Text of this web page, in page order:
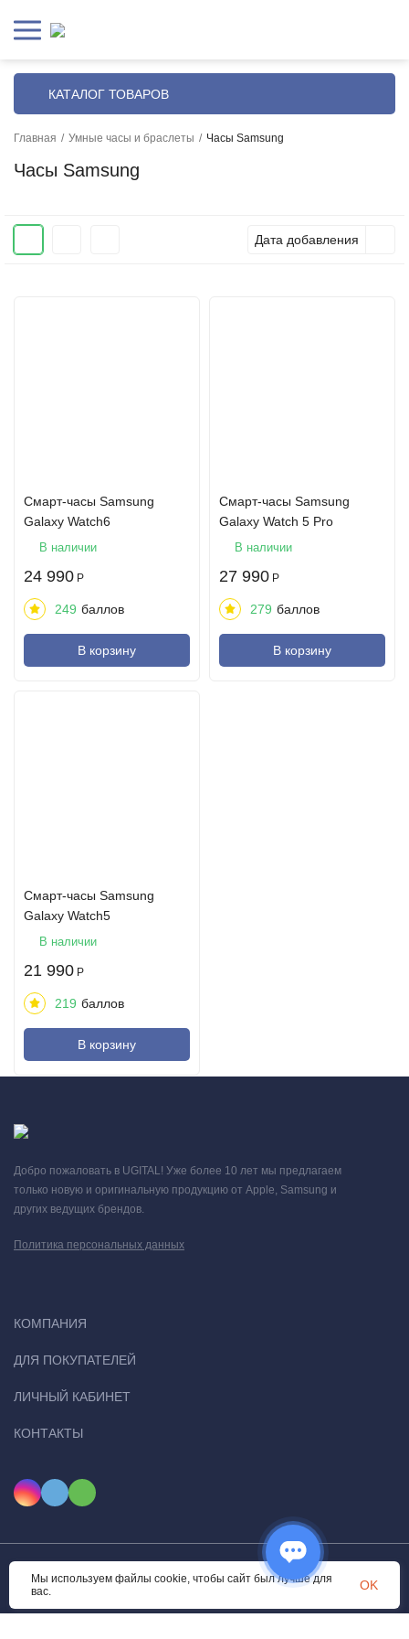
КАТАЛОГ ТОВАРОВ
Главная / Умные часы и браслеты / Часы Samsung
Часы Samsung
Дата добавления
Смарт-часы Samsung
Galaxy Watch6
В наличии
24 990 Р
249 баллов
В корзину
Смарт-часы Samsung
Galaxy Watch 5 Pro
В наличии
27 990 Р
279 баллов
В корзину
Смарт-часы Samsung
Galaxy Watch5
В наличии
21 990 Р
219 баллов
В корзину
Добро пожаловать в UGITAL! Уже более 10 лет мы предлагаем
только новую и оригинальную продукцию от Apple, Samsung и
других ведущих брендов.
Политика персональных данных
КОМПАНИЯ
ДЛЯ ПОКУПАТЕЛЕЙ
ЛИЧНЫЙ КАБИНЕТ
КОНТАКТЫ
© 2026 Ugital. Все права защищены
Мы используем файлы cookie, чтобы сайт был лучше для
вас.
OK